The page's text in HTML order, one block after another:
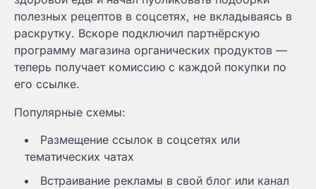
полезных рецептов в соцсетях, не вкладываясь в
раскрутку. Вскоре подключил партнёрскую
программу магазина органических продуктов —
теперь получает комиссию с каждой покупки по
его ссылке.
Популярные схемы:
Размещение ссылок в соцсетях или
тематических чатах
Встраивание рекламы в свой блог или канал